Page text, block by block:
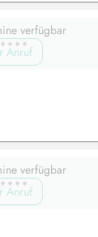
verfügbar
Anruf
verfügbar
Anruf